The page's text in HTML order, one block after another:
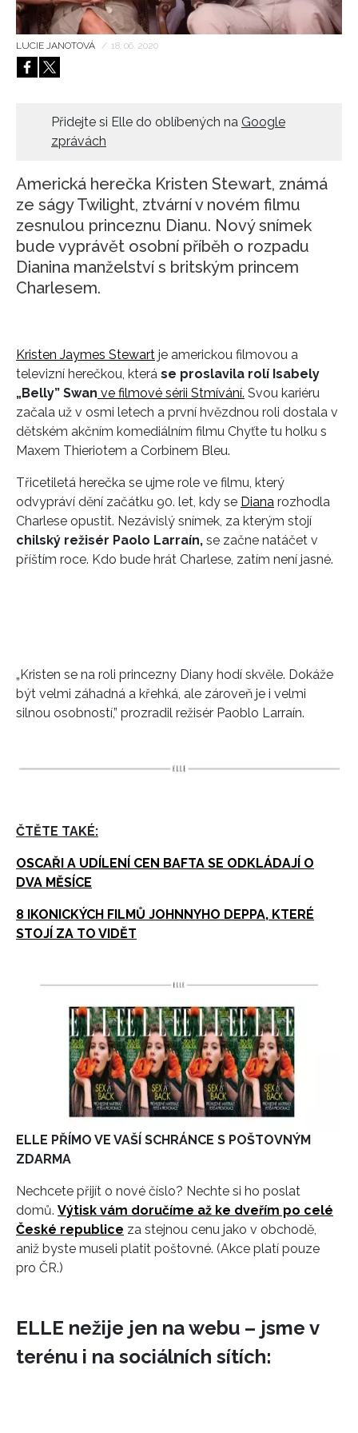
HOME
LUCIE JANOTOVÁ / 18. 06. 2020
Přidejte si Elle do oblíbených na Google
zprávách
Americká herečka Kristen Stewart, známá
ze ságy Twilight, ztvární v novém filmu
zesnulou princeznu Dianu. Nový snímek
bude vyprávět osobní příběh o rozpadu
Dianina manželství s britským princem
Charlesem.
Kristen Jaymes Stewart je americkou filmovou a
televizní herečkou, která se proslavila rolí Isabely
„Belly” Swan ve filmové sérii Stmívání. Svou kariéru
začala už v osmi letech a první hvězdnou roli dostala v
dětském akčním komediálním filmu Chyťte tu holku s
Maxem Thieriotem a Corbinem Bleu.
Třicetiletá herečka se ujme role ve filmu, který
odvypráví dění začátku 90. let, kdy se Diana rozhodla
Charlese opustit. Nezávislý snímek, za kterým stojí
chilský režisér Paolo Larraín, se začne natáčet v
příštím roce. Kdo bude hrát Charlese, zatím není jasné.
„Kristen se na roli princezny Diany hodí skvěle. Dokáže
být velmi záhadná a křehká, ale zároveň je i velmi
silnou osobností,” prozradil režisér Paoblo Larraín.
ČTĚTE TAKÉ:
OSCAŘI A UDÍLENÍ CEN BAFTA SE ODKLÁDAJÍ O
DVA MĚSÍCE
8 IKONICKÝCH FILMŮ JOHNNYHO DEPPA, KTERÉ
STOJÍ ZA TO VIDĚT
ELLE PŘÍMO VE VAŠÍ SCHRÁNCE S POŠTOVNÝM
ZDARMA
Nechcete přijít o nové číslo? Nechte si ho poslat
domů. Výtisk vám doručíme až ke dveřím po celé
České republice za stejnou cenu jako v obchodě,
aniž byste museli platit poštovné. (Akce platí pouze
pro ČR.)
ELLE nežije jen na webu – jsme v
terénu i na sociálních sítích: